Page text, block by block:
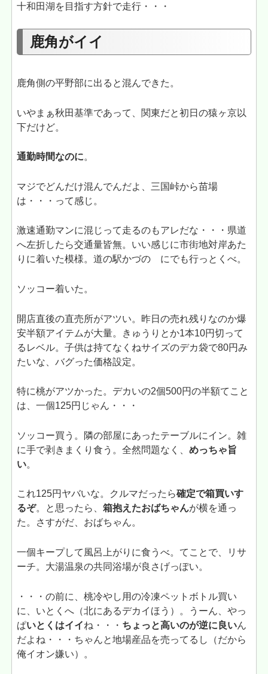
十和田湖を目指す方針で走行・・・
鹿角がイイ
鹿角側の平野部に出ると混んできた。
いやまぁ秋田基準であって、関東だと初日の猿ヶ京以
下だけど。
通勤時間なのに。
マジでどんだけ混んでんだよ、三国峠から苗場
は・・・って感じ。
激速通勤マンに混じって走るのもアレだな・・・県道
へ左折したら交通量皆無。いい感じに市街地対岸あた
りに着いた模様。道の駅かづの にでも行っとくべ。
ソッコー着いた。
開店直後の直売所がアツい。昨日の売れ残りなのか爆
安半額アイテムが大量。きゅうりとか1本10円切って
るレベル。子供は持てなくねサイズのデカ袋で80円み
たいな、バグった価格設定。
特に桃がアツかった。デカいの2個500円の半額てこと
は、一個125円じゃん・・・
ソッコー買う。隣の部屋にあったテーブルにイン。雑
に手で剥きまくり食う。全然問題なく、めっちゃ旨
い。
これ125円ヤバいな。クルマだったら確定で箱買いす
るぞ。と思ったら、箱抱えたおばちゃんが横を通っ
た。さすがだ、おばちゃん。
一個キープして風呂上がりに食うべ。てことで、リサ
ーチ。大湯温泉の共同浴場が良さげっぽい。
・・・の前に、桃冷やし用の冷凍ペットボトル買い
に、いとくへ（北にあるデカイほう）。うーん、やっ
ぱいとくはイイね・・・ ちょっと高いのが逆に良いん
だよね・・・ちゃんと地場産品を売ってるし（だから
俺イオン嫌い）。